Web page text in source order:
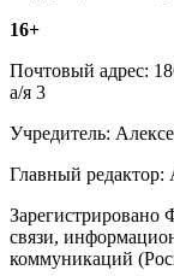
16+
Почтовый адрес:
а/я 3
Учредитель:
Главный редактор:
Зарегистрировано
связи,
коммуникаций